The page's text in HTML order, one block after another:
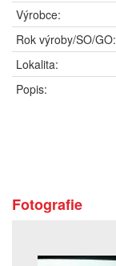
Výrobce:
Rok výroby/SO/GO:
Lokalita:
Popis:
Fotografie